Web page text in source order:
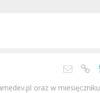
oraz w miesięczniku